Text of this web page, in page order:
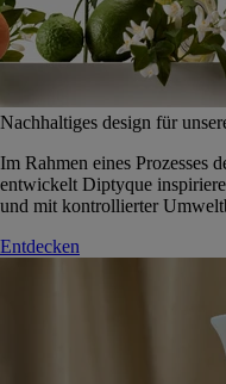
Nachhaltiges design für
Im Rahmen eines Prozesses
entwickelt Diptyque
und mit kontrollierter
Entdecken